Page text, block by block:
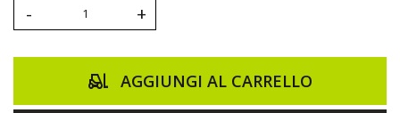
- +
AGGIUNGI AL CARRELLO